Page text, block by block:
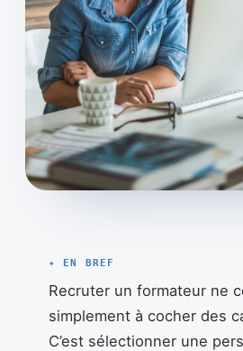
✦ EN BREF
Recruter un formateur ne
simplement à cocher des
C’est sélectionner une